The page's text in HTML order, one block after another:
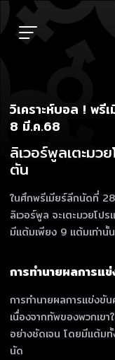
Skip
to
content
วิเคราะห์บอล ! พรี
8 มี.ค.68
ลิเวอร์พูลเตะมว
ตัน
ในศึกพรีเมียร์ลีกนัดที่
ลิเวอร์พูล จะเตะมวยโป
มีแต้มเพียง 9 แต้มเท่า
การทำนายผลการแ
การทำนายผลการแข่งขัน
เนื่องจากทัพของพวกเข
อย่างชัดเจน โดยมีแต้ม
นัด